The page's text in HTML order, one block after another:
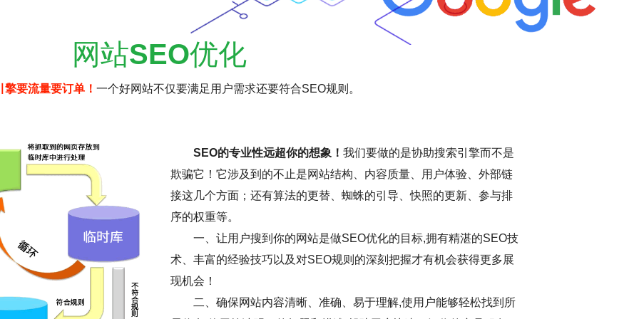
网站SEO优化
擎要流量要订单！ 一个好网站不仅要满足用户需求还要符合SEO规则。
SEO的专业性远超你的想象！ 我们要做的是协助搜索引擎而不是
欺骗它！它涉及到的不止是网站结构、内容质量、用户体验、外部链
接这几个方面；还有算法的更替、蜘蛛的引导、快照的更新、参与排
序的权重等。
一、让用户搜到你的网站是做SEO优化的目标,拥有精湛的SEO技
术、丰富的经验技巧以及对SEO规则的深刻把握才有机会获得更多展
现机会！
二、确保网站内容清晰、准确、易于理解,使用户能够轻松找到所